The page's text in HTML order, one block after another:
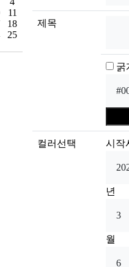
제목
컬러선택 시작
년
월